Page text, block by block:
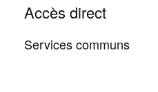
Accès direct
Services communs